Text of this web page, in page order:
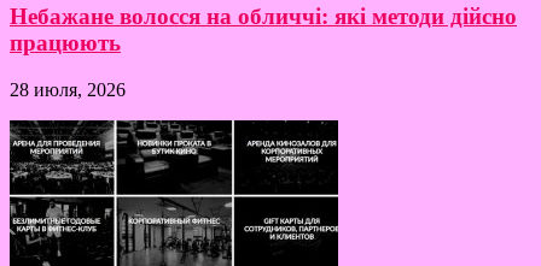
Небажане волосся на обличчі: які методи дійсно
працюють
28 июля, 2026